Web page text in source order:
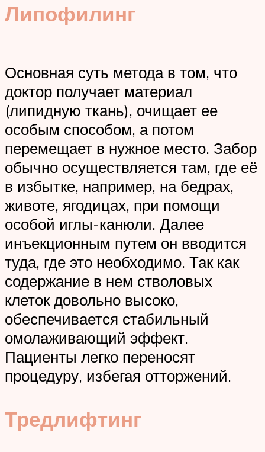
Липофилинг
Основная суть метода в том, что
доктор получает материал
(липидную ткань), очищает ее
особым способом, а потом
перемещает в нужное место. Забор
обычно осуществляется там, где её
в избытке, например, на бедрах,
животе, ягодицах, при помощи
особой иглы-канюли. Далее
инъекционным путем он вводится
туда, где это необходимо. Так как
содержание в нем стволовых
клеток довольно высоко,
обеспечивается стабильный
омолаживающий эффект.
Пациенты легко переносят
процедуру, избегая отторжений.
Тредлифтинг